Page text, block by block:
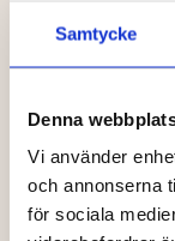
Samtycke
Denna
Vi använder
och annonserna
för sociala
hållbarhet
upplevelse.
Material:48%
Varumärke